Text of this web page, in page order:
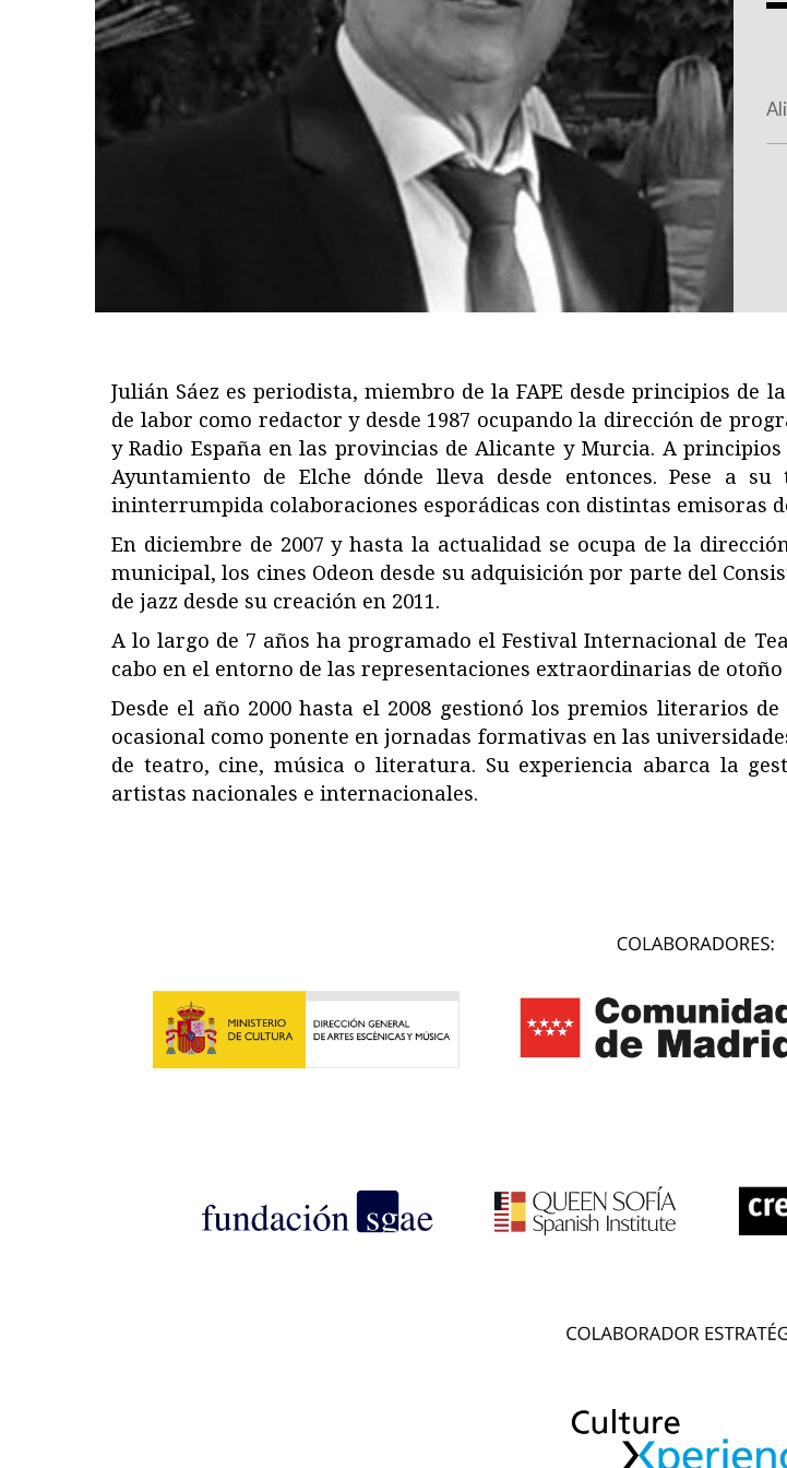
Julián Sáez es periodista, miembro de la FAPE desde principios de
de labor como redactor y desde 1987 ocupando la dirección de
y Radio España en las provincias de Alicante y Murcia. A
Ayuntamiento de Elche dónde lleva desde entonces. Pese a
ininterrumpida colaboraciones esporádicas con distintas emisoras
En diciembre de 2007 y hasta la actualidad se ocupa de la
municipal, los cines Odeon desde su adquisición por parte del
de jazz desde su creación en 2011.
A lo largo de 7 años ha programado el Festival Internacional de
cabo en el entorno de las representaciones extraordinarias de
Desde el año 2000 hasta el 2008 gestionó los premios literarios
ocasional como ponente en jornadas formativas en las
de teatro, cine, música o literatura. Su experiencia abarca la
artistas nacionales e internacionales.